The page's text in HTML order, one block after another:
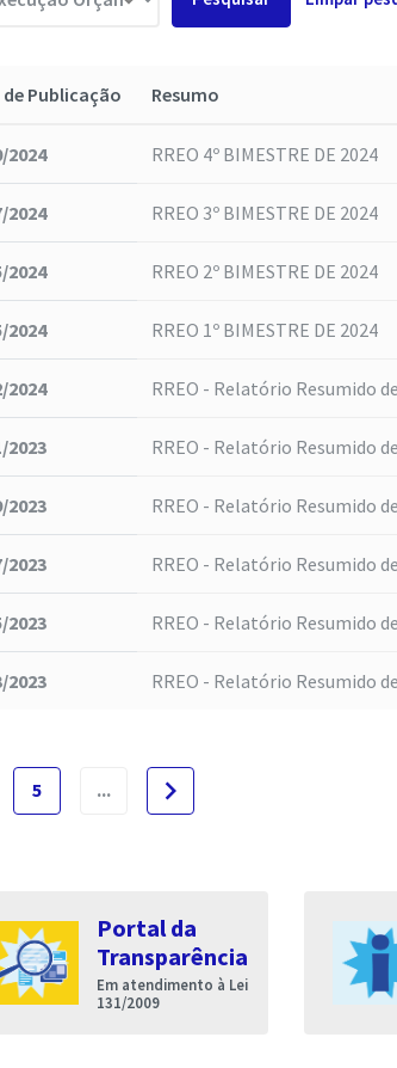
Publicação Resumo
2024 RREO 4º BIMESTRE DE 2024
2024 RREO 3º BIMESTRE DE 2024
2024 RREO 2º BIMESTRE DE 2024
2024 RREO 1º BIMESTRE DE 2024
2024 RREO - Relatório Resumido
2023 RREO - Relatório Resumido
2023 RREO - Relatório Resumido
2023 RREO - Relatório Resumido
2023 RREO - Relatório Resumido
2023 RREO - Relatório Resumido
5 ... navigate_next
Portal da
Transparência
Em atendimento à Lei
131/2009